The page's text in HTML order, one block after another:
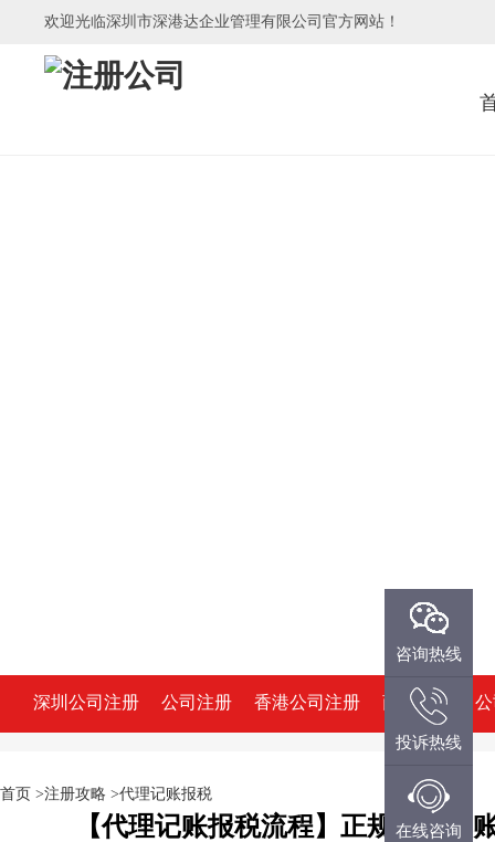
欢迎光临深圳市深港达企业管理有限公司官方网站！
深圳公司注册 公司注册 香港公司注册 商标注册
首页 >注册攻略 >代理记账报税
【代理记账报税流程】正规代理
微信咨询
QQ咨询
投诉热线
咨询热线
投诉热线
在线咨询